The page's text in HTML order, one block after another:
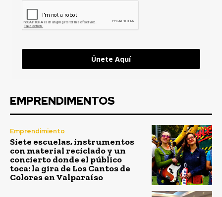
Únete Aquí
EMPRENDIMENTOS
Emprendimiento
Siete escuelas, instrumentos
con material reciclado y un
concierto donde el público
toca: la gira de Los Cantos de
Colores en Valparaíso